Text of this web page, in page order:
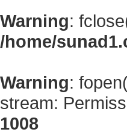
Warning:
/home/
Warning:
stream:
1008